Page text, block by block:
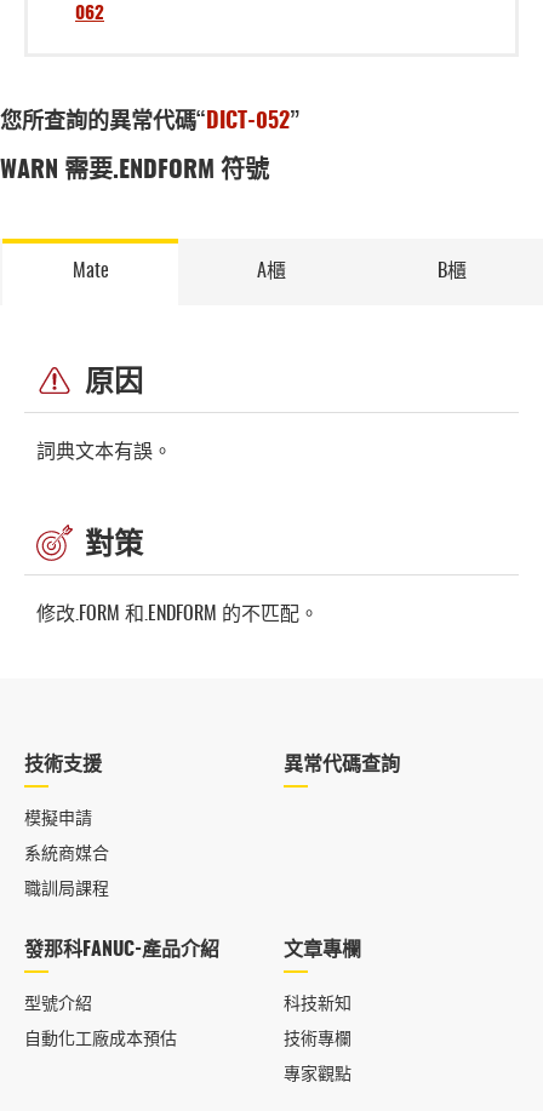
062
您所查詢的異常代碼“ DICT-052”
WARN 需要.ENDFORM 符號
Mate A櫃 B櫃
原因
詞典文本有誤。
對策
修改.FORM 和.ENDFORM 的不匹配。
技術支援
模擬申請
系統商媒合
職訓局課程
異常代碼查詢
發那科FANUC-產品介紹
型號介紹
自動化工廠成本預估
文章專欄
科技新知
技術專欄
專家觀點